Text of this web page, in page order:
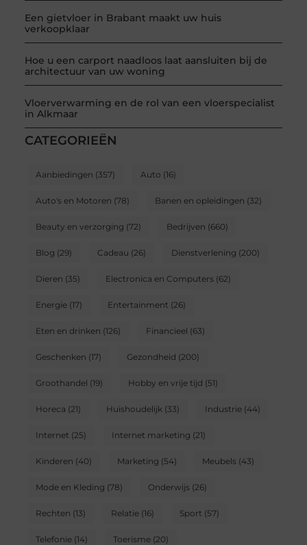
Een gietvloer in Brabant maakt uw huis
verkoopklaar
Hoe u een carport naadloos laat aansluiten bij de
architectuur van uw woning
Vloerverwarming en de rol van een vloerspecialist
in Alkmaar
CATEGORIEËN
Aanbiedingen (357) Auto (16)
Auto's en Motoren (78) Banen en opleidingen (32)
Beauty en verzorging (72) Bedrijven (660)
Blog (29) Cadeau (26) Dienstverlening (200)
Dieren (35) Electronica en Computers(62)
Energie(17) Entertainment (26)
Eten en drinken (126) Financieel (63)
Geschenken (17) Gezondheid (200)
Groothandel (19) Hobby en vrije tijd (51)
Horeca (21) Huishoudelijk (33) Industrie(44)
Internet (25) Internet marketing (21)
Kinderen (40) Marketing (54) Meubels(43)
Mode en Kleding (78) Onderwijs(26)
Rechten (13) Relatie(16) Sport (57)
Telefonie(14) Toerisme(20)